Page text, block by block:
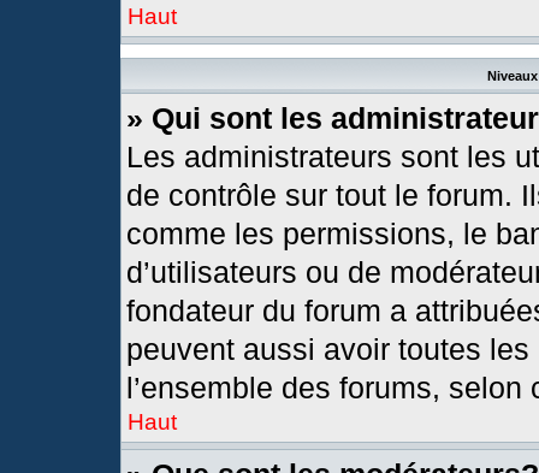
Haut
» Qui sont les
Les administrateurs sont les
de contrôle sur tout le forum.
comme les permissions, le
d’utilisateurs ou de
fondateur du forum a
peuvent aussi avoir toutes
l’ensemble des forums,
Haut